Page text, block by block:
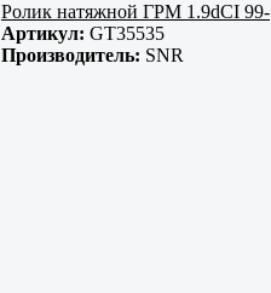
Ролик натяжной ГРМ 1.9dCI 99-
Артикул: GT35535
Производитель: SNR